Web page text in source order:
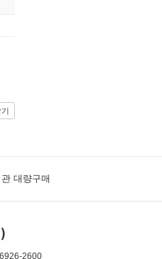
관 대량구매
2600